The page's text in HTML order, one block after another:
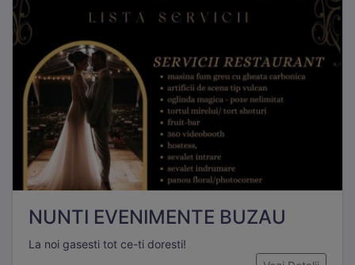
NUNTI EVENIMENTE BUZAU
La noi gasesti tot ce-ti doresti!